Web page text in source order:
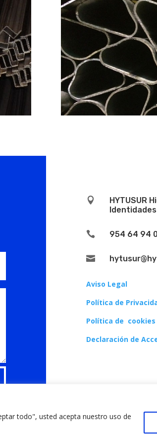
todo", usted acepta nuestro uso de

HYTUSUR
Identidades
 954 64 94

Aviso Legal
Política de
Política de cookies
Declaración de